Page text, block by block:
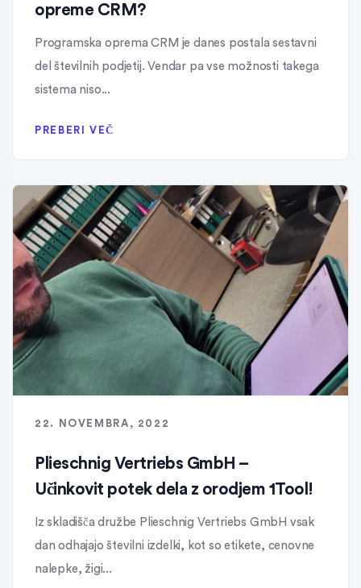
opreme CRM?
Programska oprema CRM je danes postala sestavni
del številnih podjetij. Vendar pa vse možnosti takega
sistema niso...
PREBERI VEČ
22. NOVEMBRA, 2022
Plieschnig Vertriebs GmbH –
Učinkovit potek dela z orodjem 1Tool!
Iz skladišča družbe Plieschnig Vertriebs GmbH vsak
dan odhajajo številni izdelki, kot so etikete, cenovne
nalepke, žigi...